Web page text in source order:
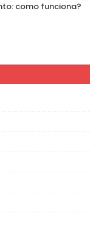
como funciona?